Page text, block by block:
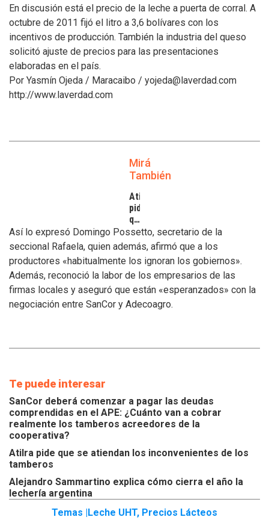
En discusión está el precio de la leche a puerta de corral. A
octubre de 2011 fijó el litro a 3,6 bolívares con los
incentivos de producción. También la industria del queso
solicitó ajuste de precios para las presentaciones
elaboradas en el país.
Por Yasmín Ojeda / Maracaibo / yojeda@laverdad.com
http://www.laverdad.com
Mirá
También
Atilra
pide
que
se
atiendan
inconvenientes
de
los
tamberos
Así lo expresó Domingo Possetto, secretario de la
seccional Rafaela, quien además, afirmó que a los
productores «habitualmente los ignoran los gobiernos».
Además, reconoció la labor de los empresarios de las
firmas locales y aseguró que están «esperanzados» con la
negociación entre SanCor y Adecoagro.
Te puede interesar
SanCor deberá comenzar a pagar las deudas
comprendidas en el APE: ¿Cuánto van a cobrar
realmente los tamberos acreedores de la
cooperativa?
Atilra pide que se atiendan los inconvenientes de los
tamberos
Alejandro Sammartino explica cómo cierra el año la
lechería argentina
Temas |
Leche UHT, Precios Lácteos